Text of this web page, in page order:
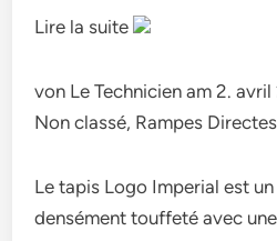
Lire la suite
von Le Technicien am 2.
Non classé, Rampes
Le tapis Logo Imperial est
densément touffeté avec